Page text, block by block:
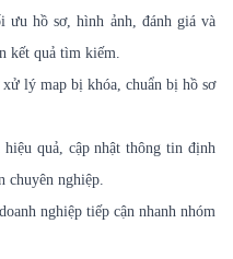
ưu hồ sơ, hình ảnh, đánh giá và
kết quả tìm kiếm.
lý map bị khóa, chuẩn bị hồ sơ
quả, cập nhật thông tin định
chuyên nghiệp.
nghiệp tiếp cận nhanh nhóm